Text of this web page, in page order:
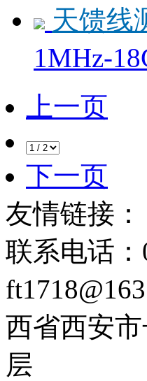
天馈线
1MHz-
上一页
下一页
友情链接：
联系电话：
西省西安
层